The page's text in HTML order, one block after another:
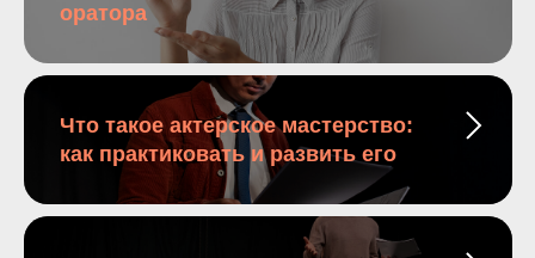
оратора
Что такое актерское мастерство:
как практиковать и развить его